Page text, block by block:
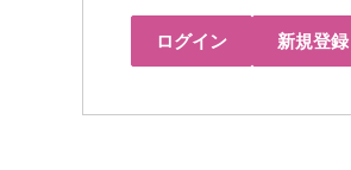
ログイン 新規登録